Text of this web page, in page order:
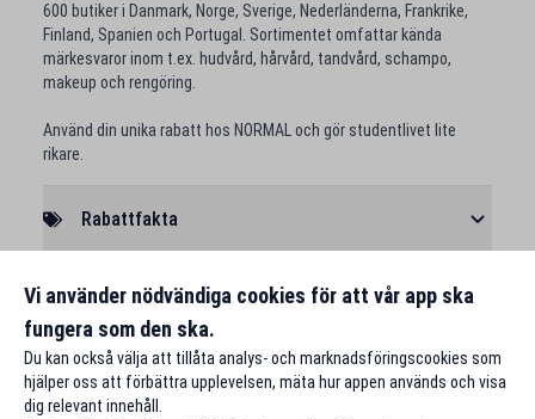
600 butiker i Danmark, Norge, Sverige, Nederländerna, Frankrike,
Finland, Spanien och Portugal. Sortimentet omfattar kända
märkesvaror inom t.ex. hudvård, hårvård, tandvård, schampo,
makeup och rengöring.
Använd din unika rabatt hos NORMAL och gör studentlivet lite
rikare.
Rabattfakta
Rapportera ett problem
Vi använder nödvändiga cookies för att vår app ska
fungera som den ska.
Du kan också välja att tillåta analys- och marknadsföringscookies som
hjälper oss att förbättra upplevelsen, mäta hur appen används och visa
dig relevant innehåll.